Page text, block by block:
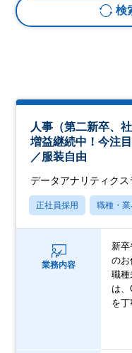
検
人事（第二新卒、
増益継続中！今注
／服装自由
データアナリティクス
正社員採用 職種・
業務内容
新
のお
職種
は
を丁